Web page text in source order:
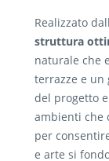
Realizzato
struttura
naturale che
terrazze e un
del progetto
ambienti che
per
e arte si